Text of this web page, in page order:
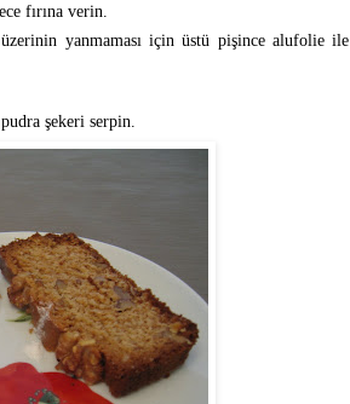
fırına verin.
yanmaması için üstü pişince alufolie ile
şekeri serpin.